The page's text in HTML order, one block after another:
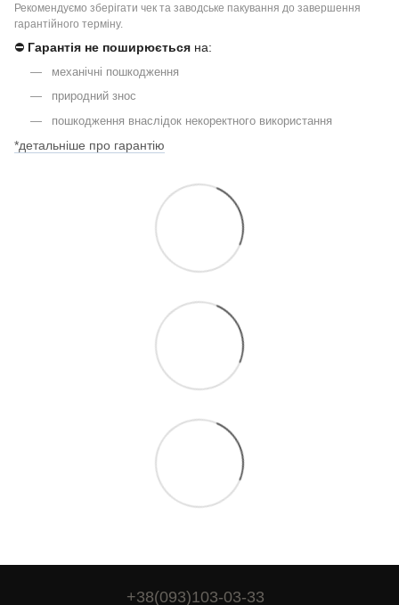
Рекомендуємо зберігати чек та заводське пакування до завершення
гарантійного терміну.
⛔ Гарантія не поширюється на:
механічні пошкодження
природний знос
пошкодження внаслідок некоректного використання
*детальніше про гарантію
+38(093)103-03-33